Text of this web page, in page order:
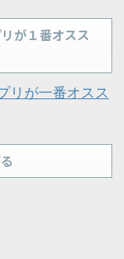
が１番オスス
リが一番オスス